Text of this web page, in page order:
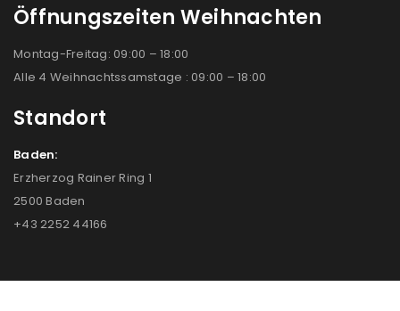
Öffnungszeiten Weihnachten
Montag-Freitag: 09:00 – 18:00
Alle 4 Weihnachtssamstage : 09:00 – 18:00
Standort
Baden:
Erzherzog Rainer Ring 1
2500 Baden
+43 2252 44166